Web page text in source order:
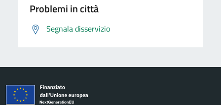
Problemi in città
Segnala disservizio